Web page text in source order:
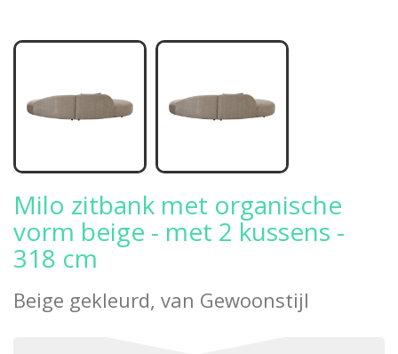
Milo zitbank met organische
vorm beige - met 2 kussens -
318 cm
Beige gekleurd, van Gewoonstijl